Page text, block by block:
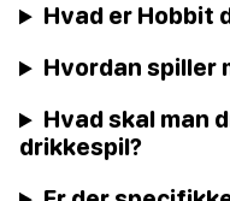
Hvad er Hobbit
Hvordan spiller
Hvad skal man
drikkespil?